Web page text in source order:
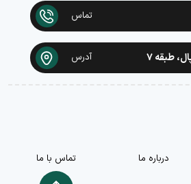
تماس
طبقه ۷ آدرس
درباره ما تماس با ما